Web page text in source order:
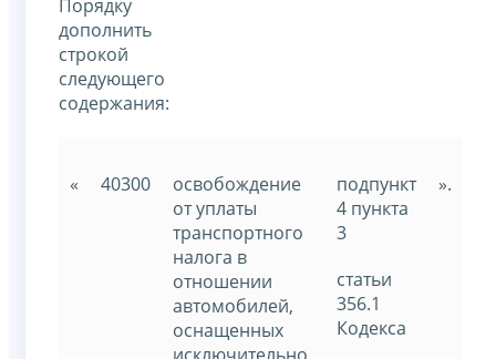
Порядку
дополнить
строкой
следующего
содержания:
« 40300
освобождение
от уплаты
транспортного
налога в
отношении
автомобилей,
оснащенных
исключительно
подпункт
4 пункта
3
статьи
356.1
Кодекса
».